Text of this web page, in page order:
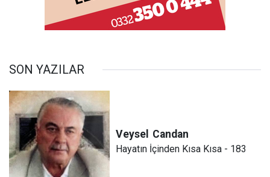
SON YAZILAR
Veysel Candan
Hayatın İçinden Kısa Kısa - 183